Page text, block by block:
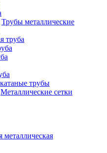
Трубы металлические
труба
трубы
Металлические сетки
металлическая